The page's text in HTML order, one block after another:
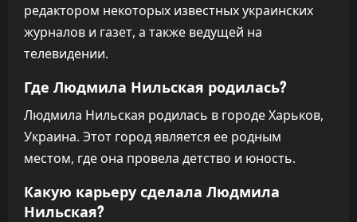
редактором некоторых известных украинских
журналов и газет, а также ведущей на
телевидении.
Где Людмила Нильская родилась?
Людмила Нильская родилась в городе Харьков,
Украина. Этот город является ее родным
местом, где она провела детство и юность.
Какую карьеру сделала Людмила
Нильская?